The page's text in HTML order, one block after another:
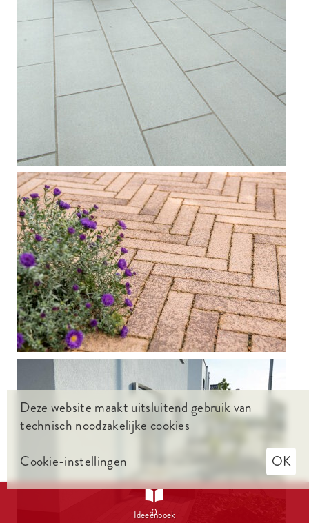
   
Ideeënboek

0
Deze website maakt uitsluitend gebruik van
technisch noodzakelijke cookies
Cookie-instellingen
OK